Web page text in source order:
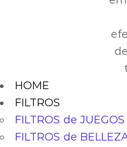
HOME
FILTROS
FILTROS de JUEGOS
FILTROS de